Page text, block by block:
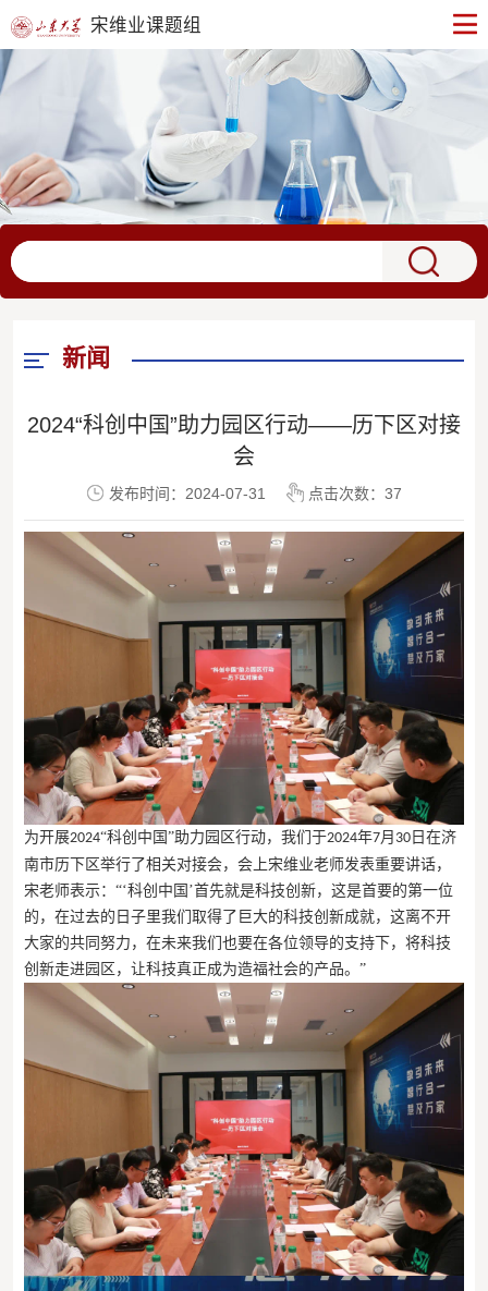
宋维业课题组
新闻
2024“科创中国”助力园区行动——历下区对接
会
发布时间：2024-07-31 点击次数： 37
为开展2024“科创中国”助力园区行动，我们于2024年7月 30 日在济
南市历下区举行了相关对接会，会上宋维业老师发表重要讲话，
宋老师表示：“‘科创中国’首先就是科技创新，这是首要的第一位
的，在过去的日子里我们取得了巨大的科技创新成就，这离不开
大家的共同努力，在未来我们也要在各位领导的支持下，将科技
创新走进园区，让科技真正成为造福社会的产品。”